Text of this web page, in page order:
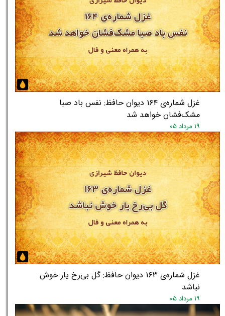
★★
غزل شماره‌ی ۱۶۴ دیوان حافظ: نفس باد صبا
مشک‌فشان خواهد شد
۱۹ مرداد ۰۵
غزل شماره‌ی ۱۶۳ دیوان حافظ: گل بی‌رخ یار خوش
نباشد
۱۹ مرداد ۰۵